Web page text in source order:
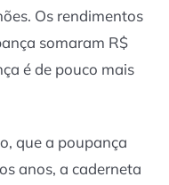
Os rendimentos
somaram R$
é de pouco mais
que a poupança
anos, a caderneta